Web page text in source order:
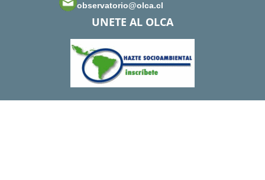
observatorio@olca.cl
UNETE AL OLCA